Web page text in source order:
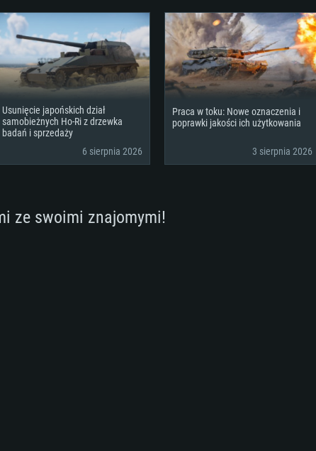
Usunięcie japońskich dział
samobieżnych Ho-Ri z drzewka
badań i sprzedaży
6 sierpnia 2026
Praca w toku: Nowe oznaczenia i
poprawki jakości ich użytkowania
3 sierpnia 2026
ze swoimi znajomymi!